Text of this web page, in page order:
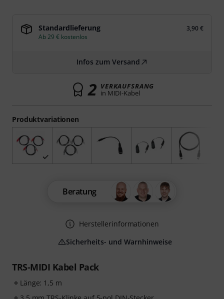
TRS-MIDI Kabel Pack
Länge: 1,5 m
Produktvariationen
Standardlieferung
3,90 €
Ab 29 € kostenlos
Infos zum Versand
2 VERKAUFSRANG
in MIDI-Kabel
Beratung
Herstellerinformationen
Sicherheits- und Warnhinweise